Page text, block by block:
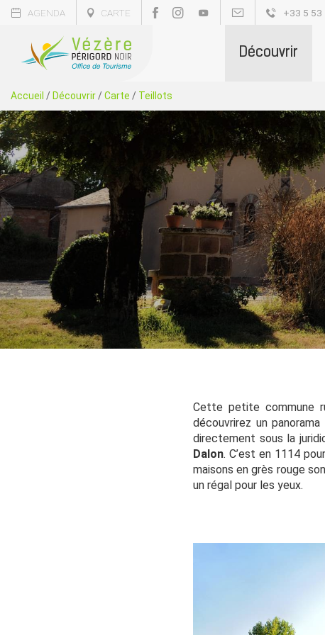
AGENDA CARTE +33 5 53
Découvrir
Accueil / Découvrir/ Carte / Teillots
Cette petite commune
découvrirez un
directement sous la
Dalon. C’est en 1114
maisons en grès rouge
un régal pour les yeux.